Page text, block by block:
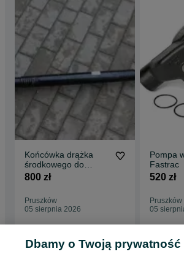
Końcówka drążka
środkowego do
zawieszenia JCB
Fastrac
800 zł
Pruszków
05 sierpnia 2026
Pompa
Fastrac
520 zł
Pruszków
05
Dbamy o Twoją prywatność